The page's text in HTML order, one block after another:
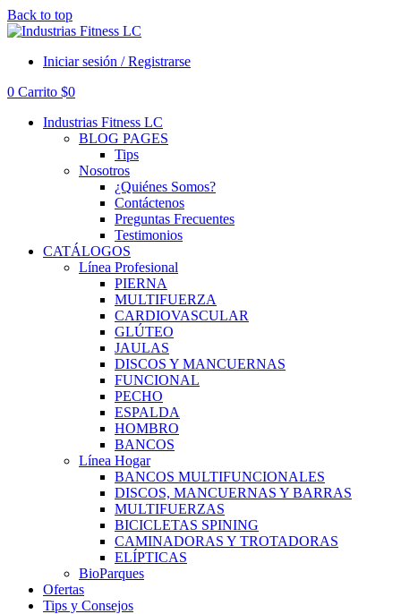
Back to top
Iniciar sesión / Registrarse
0 Carrito $0
Industrias Fitness LC
BLOG PAGES
Tips
Nosotros
¿Quiénes Somos?
Contáctenos
Preguntas Frecuentes
Testimonios
CATÁLOGOS
Línea Profesional
PIERNA
MULTIFUERZA
CARDIOVASCULAR
GLÚTEO
JAULAS
DISCOS Y MANCUERNAS
FUNCIONAL
PECHO
ESPALDA
HOMBRO
BANCOS
Línea Hogar
BANCOS MULTIFUNCIONALES
DISCOS, MANCUERNAS Y BARRAS
MULTIFUERZAS
BICICLETAS SPINING
CAMINADORAS Y TROTADORAS
ELÍPTICAS
BioParques
Ofertas
Tips y Consejos